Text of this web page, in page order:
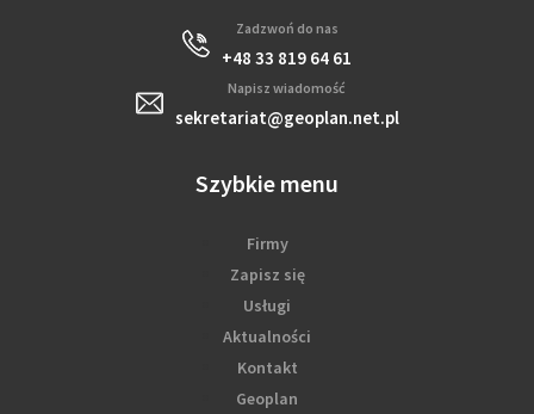
Zadzwoń do nas
+48 33 819 64 61
Napisz wiadomość
sekretariat@geoplan.net.pl
Szybkie menu
Firmy
Zapisz się
Usługi
Aktualności
Kontakt
Geoplan